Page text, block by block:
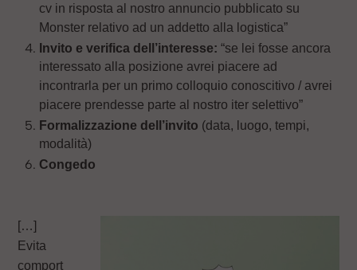
cv in risposta al nostro annuncio pubblicato su
Monster relativo ad un addetto alla logistica”
Invito e verifica dell’interesse: “se lei fosse ancora
interessato alla posizione avrei piacere ad
incontrarla per un primo colloquio conoscitivo / avrei
piacere prendesse parte al nostro iter selettivo”
Formalizzazione dell’invito (data, luogo, tempi,
modalità)
Congedo
[…]
Evita
comport